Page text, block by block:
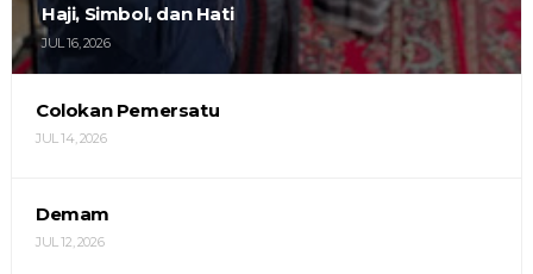
Haji, Simbol, dan Hati
JUL 16, 2026
Colokan Pemersatu
JUL 14, 2026
Demam
JUL 12, 2026